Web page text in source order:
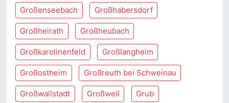
Großenseebach Großhabersdorf
Großheirath Großheubach
Großkarolinenfeld Großlangheim
Großostheim Großreuth bei Schweinau
Großwallstadt Großweil Grub